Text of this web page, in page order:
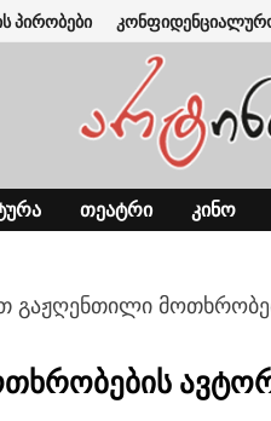
პირობები
ᲗᲔᲐᲢᲠᲘ ᲙᲘᲜᲝ